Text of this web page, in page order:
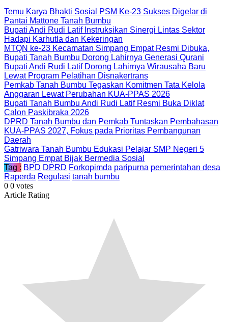
Temu Karya Bhakti Sosial PSM Ke-23 Sukses Digelar di
Pantai Mattone Tanah Bumbu
Bupati Andi Rudi Latif Instruksikan Sinergi Lintas Sektor
Hadapi Karhutla dan Kekeringan
MTQN ke-23 Kecamatan Simpang Empat Resmi Dibuka,
Bupati Tanah Bumbu Dorong Lahirnya Generasi Qurani
Bupati Andi Rudi Latif Dorong Lahirnya Wirausaha Baru
Lewat Program Pelatihan Disnakertrans
Pemkab Tanah Bumbu Tegaskan Komitmen Tata Kelola
Anggaran Lewat Perubahan KUA-PPAS 2026
Bupati Tanah Bumbu Andi Rudi Latif Resmi Buka Diklat
Calon Paskibraka 2026
DPRD Tanah Bumbu dan Pemkab Tuntaskan Pembahasan
KUA-PPAS 2027, Fokus pada Prioritas Pembangunan
Daerah
Gatriwara Tanah Bumbu Edukasi Pelajar SMP Negeri 5
Simpang Empat Bijak Bermedia Sosial
Tag : BPD DPRD Forkopimda paripurna pemerintahan desa
Raperda Regulasi tanah bumbu
0 0 votes
Article Rating